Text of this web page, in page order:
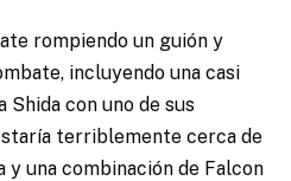
rompiendo un guión y
incluyendo una casi
Shida con uno de sus
terriblemente cerca de
y una combinación de Falcon